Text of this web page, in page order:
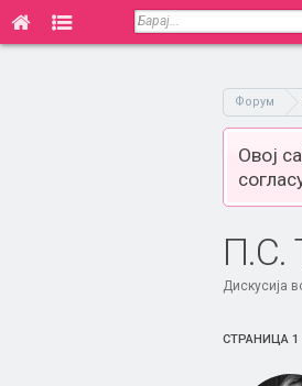
Форум
Овој
П.С.
Дискусија
СТРАНИЦА 1